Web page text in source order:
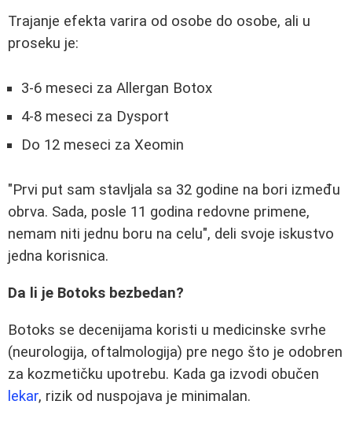
Trajanje efekta varira od osobe do osobe, ali u
proseku je:
3-6 meseci za Allergan Botox
4-8 meseci za Dysport
Do 12 meseci za Xeomin
"Prvi put sam stavljala sa 32 godine na bori između
obrva. Sada, posle 11 godina redovne primene,
nemam niti jednu boru na celu", deli svoje iskustvo
jedna korisnica.
Da li je Botoks bezbedan?
Botoks se decenijama koristi u medicinske svrhe
(neurologija, oftalmologija) pre nego što je odobren
za kozmetičku upotrebu. Kada ga izvodi obučen
lekar, rizik od nuspojava je minimalan.